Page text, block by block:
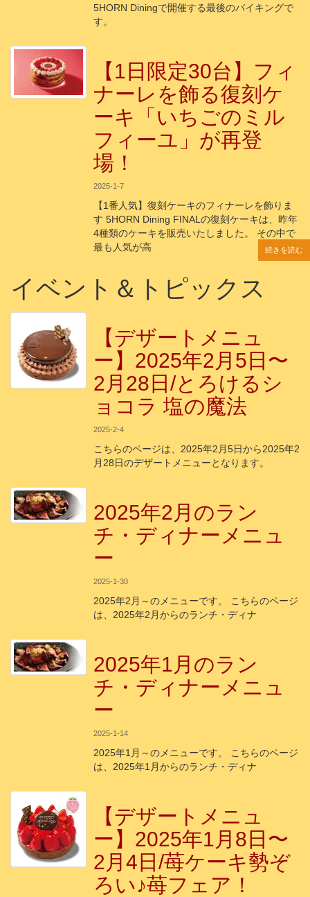
続きを読む
続きを読む
続きを読む
5HORN Diningで開催する最後のバイキングで
す。
続きを読む
【1日限定30台】フィ
ナーレを飾る復刻ケ
ーキ「いちごのミル
フィーユ」が再登
場！
2025-1-7
【1番人気】復刻ケーキのフィナーレを飾りま
す 5HORN Dining FINALの復刻ケーキは、昨年
4種類のケーキを販売いたしました。 その中で
最も人気が高
続きを読む
イベント＆トピックス
【デザートメニュ
ー】2025年2月5日〜
2月28日/とろけるシ
ョコラ 塩の魔法
2025-2-4
こちらのページは、2025年2月5日から2025年2
月28日のデザートメニューとなります。
2025年2月のラン
チ・ディナーメニュ
ー
2025-1-30
2025年2月～のメニューです。 こちらのページ
は、2025年2月からのランチ・ディナ
2025年1月のラン
チ・ディナーメニュ
ー
2025-1-14
2025年1月～のメニューです。 こちらのページ
は、2025年1月からのランチ・ディナ
【デザートメニュ
ー】2025年1月8日〜
2月4日/苺ケーキ勢ぞ
ろい♪苺フェア！